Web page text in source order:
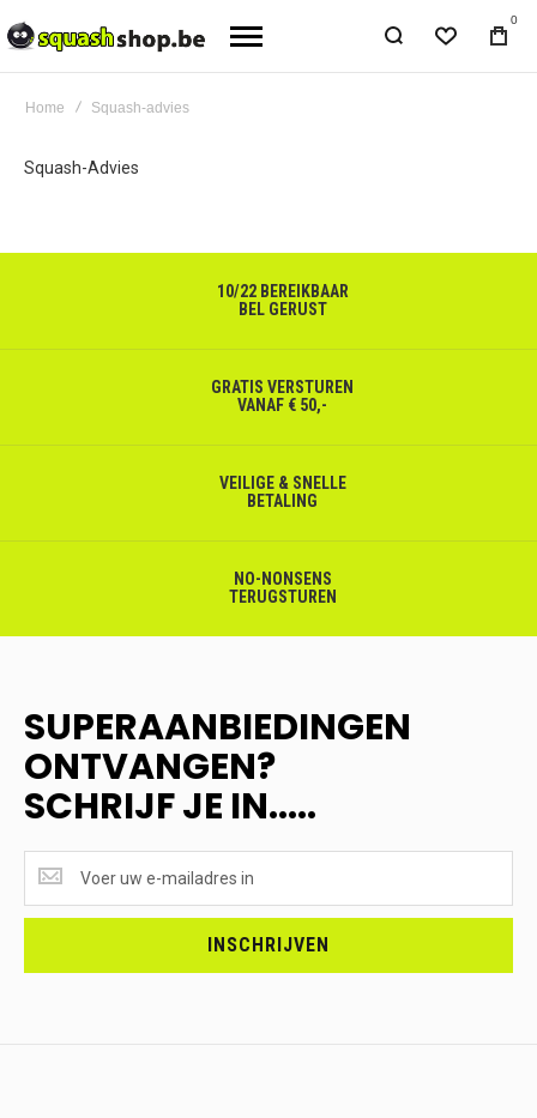
0
Home Squash-advies
Squash-Advies
10/22 BEREIKBAAR
BEL GERUST
GRATIS VERSTUREN
VANAF € 50,-
VEILIGE & SNELLE
BETALING
NO-NONSENS
TERUGSTUREN
SUPERAANBIEDINGEN
ONTVANGEN?
SCHRIJF JE IN.....
ONTVANGEN?
<br>SCHRIJF
INSCHRIJVEN